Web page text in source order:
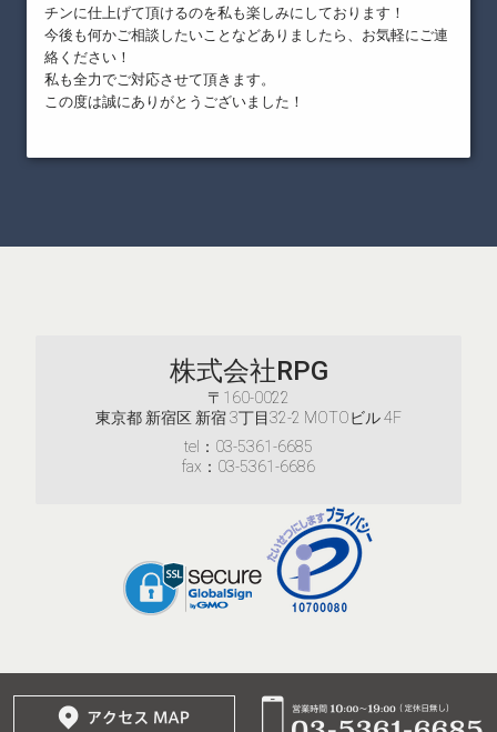
チンに仕上げて頂けるのを私も楽しみにしております！
今後も何かご相談したいことなどありましたら、お気軽にご連
絡ください！
私も全力でご対応させて頂きます。
この度は誠にありがとうございました！
株式会社RPG
〒160-0022
東京都 新宿区 新宿 3丁目32-2 MOTOビル 4F
tel：03-5361-6685
fax：03-5361-6686